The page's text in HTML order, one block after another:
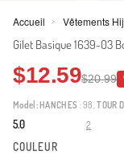
Accueil > Vêtements
Gilet Basique 1639-03
$12.59$20.99
Model: HANCHES : 98,TOUR
5.0 2
COULEUR